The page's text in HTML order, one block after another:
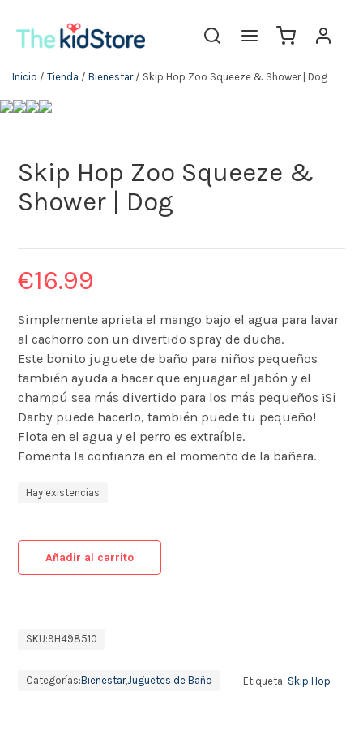
Inicio / Tienda / Bienestar/ Skip Hop Zoo Squeeze & Shower | Dog
Skip Hop Zoo Squeeze &
Shower | Dog
€16.99
Simplemente aprieta el mango bajo el agua para lavar
al cachorro con un divertido spray de ducha.
Este bonito juguete de baño para niños pequeños
también ayuda a hacer que enjuagar el jabón y el
champú sea más divertido para los más pequeños ¡Si
Darby puede hacerlo, también puede tu pequeño!
Flota en el agua y el perro es extraíble.
Fomenta la confianza en el momento de la bañera.
Hay existencias
Añadir al carrito
SKU:9H498510
Categorías:Bienestar,Juguetes de Baño Etiqueta: Skip Hop